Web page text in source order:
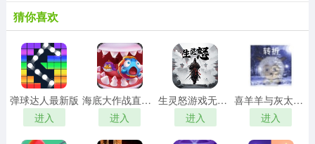
猜你喜欢
弹球达人最新版
进入
海底大作战直装游戏版
进入
生灵怒游戏无广告版
进入
喜羊羊与灰太狼之转折安卓直装版
进入